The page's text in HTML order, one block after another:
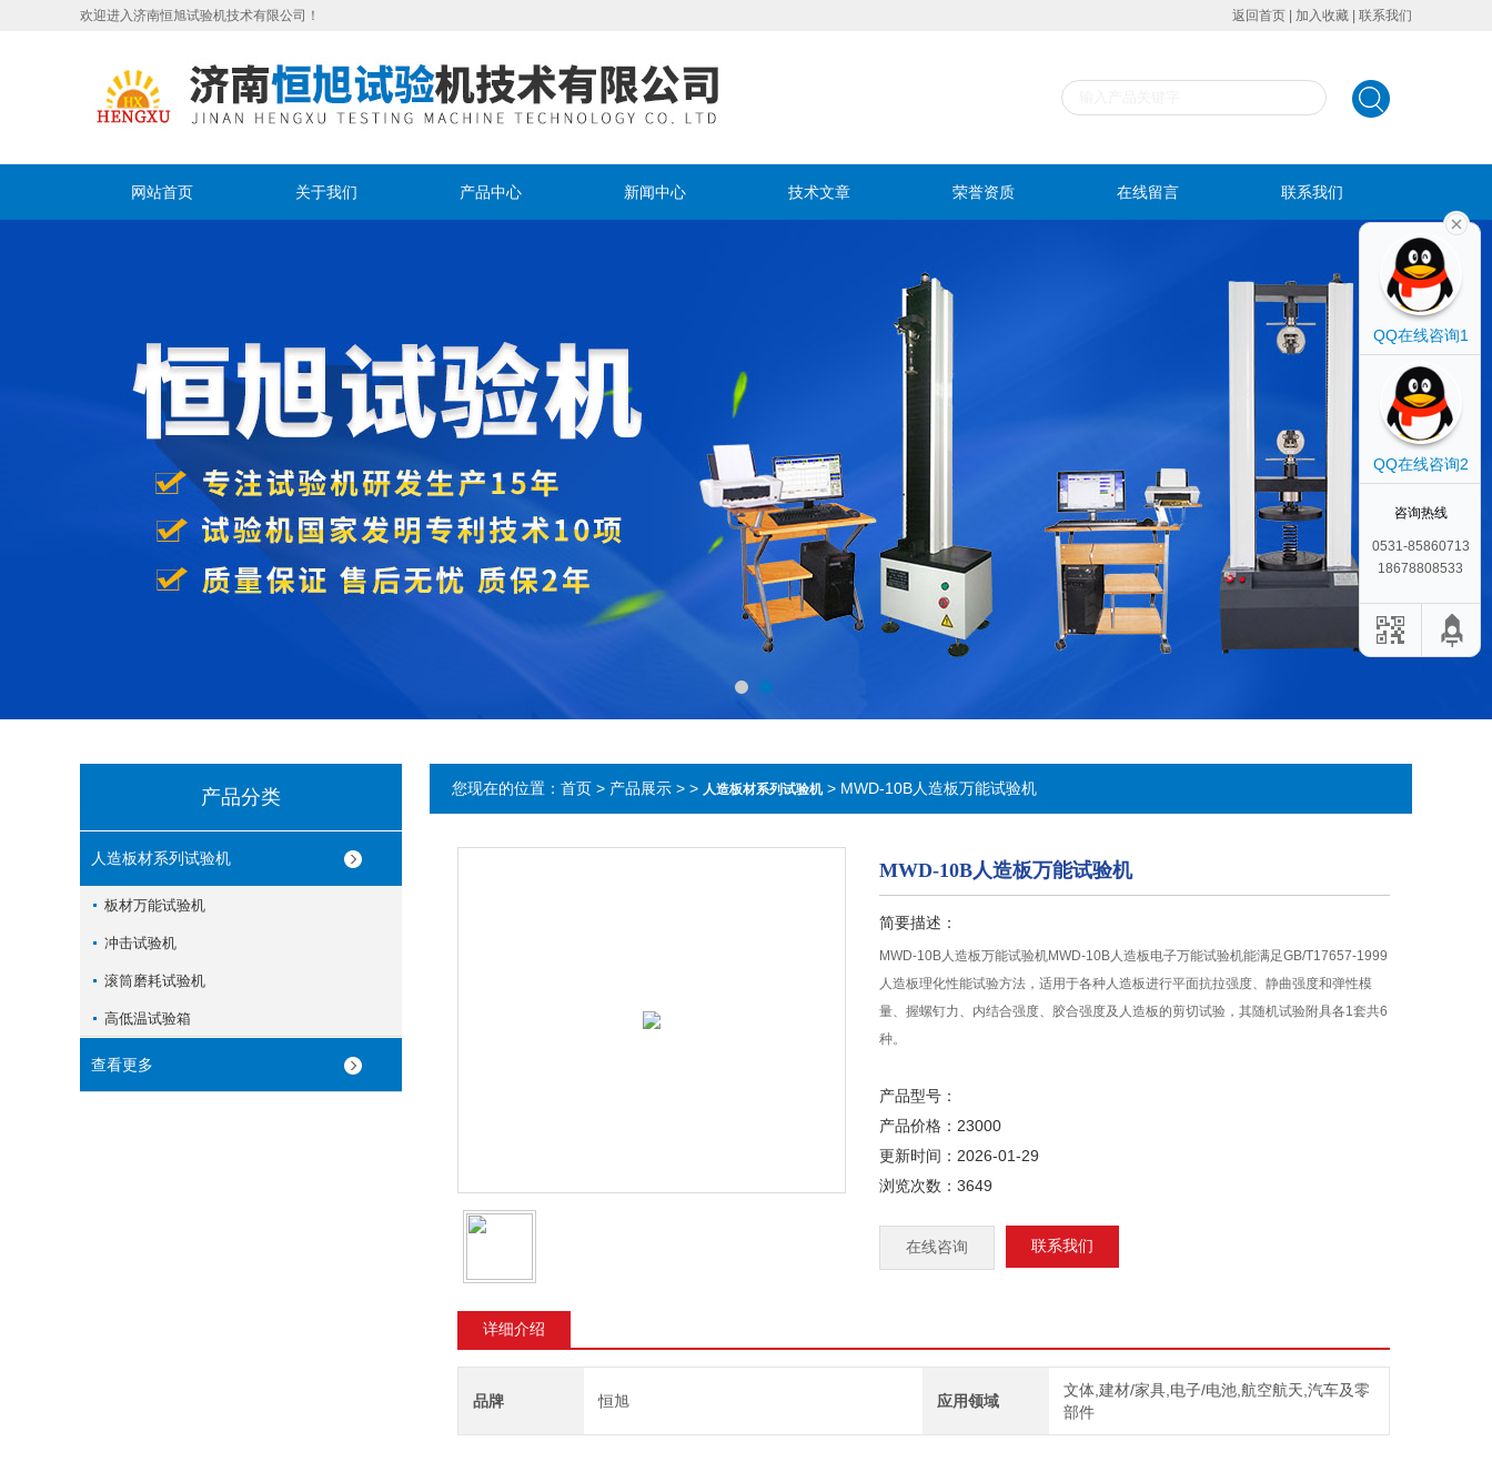
欢迎进入济南恒旭试验机技术有限公司！ 返回首页 加入收藏 联系我们
网站首页 关于我们 产品中心 新闻中心 技术文章 荣誉资质 在线留言 联系我们
产品分类
人造板材系列试验机
板材万能试验机
冲击试验机
滚筒磨耗试验机
高低温试验箱
查看更多
您现在的位置： 首页 > 产品展示 > > 人造板材系列试验机> MWD-10B人造板万能试验机
MWD-10B人造板万能试验机
简要描述：
MWD-10B人造板万能试验机MWD-10B人造板电子万能试验机能满足GB/T17657-1999
人造板理化性能试验方法，适用于各种人造板进行平面抗拉强度、静曲强度和弹性模
量、握螺钉力、内结合强度、胶合强度及人造板的剪切试验，其随机试验附具各1套共6
种。
产品型号：
产品价格：23000
更新时间：2026-01-29
浏览次数：3649
在线咨询 联系我们
详细介绍
品牌 恒旭 应用领域
文体,建材/家具,电子/电池,航空航天,汽车及零
部件
QQ在线咨询1
QQ在线咨询2
咨询热线
0531-85860713
18678808533